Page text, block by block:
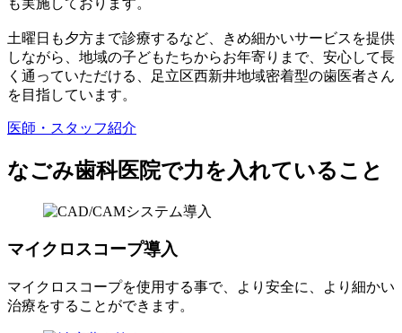
土曜日も夕方まで診療するなど、きめ細かいサービスを提供
しながら、地域の子どもたちからお年寄りまで、安心して長
く通っていただける、足立区西新井地域密着型の歯医者さん
を目指しています。
医師・スタッフ紹介
なごみ歯科医院で力を入れていること
マイクロスコープ導入
マイクロスコープを使用する事で、より安全に、より細かい
治療をすることができます。